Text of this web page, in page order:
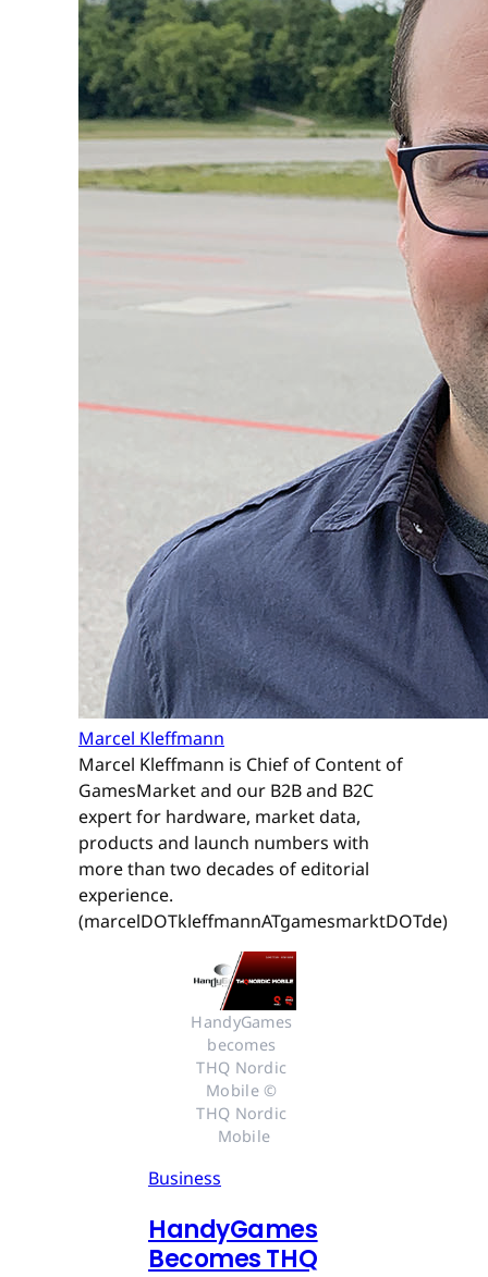
Marcel Kleffmann
Marcel Kleffmann is Chief of Content of
GamesMarket and our B2B and B2C
expert for hardware, market data,
products and launch numbers with
more than two decades of editorial
experience.
(marcelDOTkleffmannATgamesmarktDOTde)
HandyGames
becomes
THQ Nordic
Mobile ©
THQ Nordic
Mobile
Business
HandyGames
Becomes THQ